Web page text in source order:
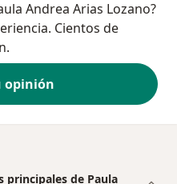
Andrea Arias Lozano?
Cientos de
opinión
principales de Paula